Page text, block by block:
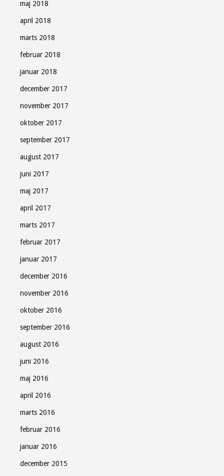
maj 2018
april 2018
marts 2018
februar 2018
januar 2018
december 2017
november 2017
oktober 2017
september 2017
august 2017
juni 2017
maj 2017
april 2017
marts 2017
februar 2017
januar 2017
december 2016
november 2016
oktober 2016
september 2016
august 2016
juni 2016
maj 2016
april 2016
marts 2016
februar 2016
januar 2016
december 2015